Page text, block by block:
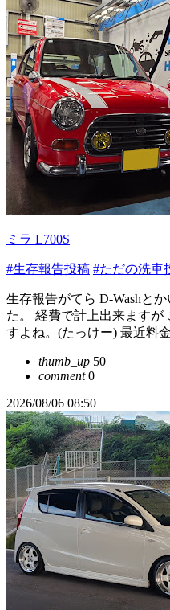
ミラ L700S
#生存報告投稿 #ただの洗車
生存報告がてら D-Washと
た。 経費で計上出来ますが
すよね。(たっけー) 最近料
thumb_up 50
comment0
2026/08/06 08:50